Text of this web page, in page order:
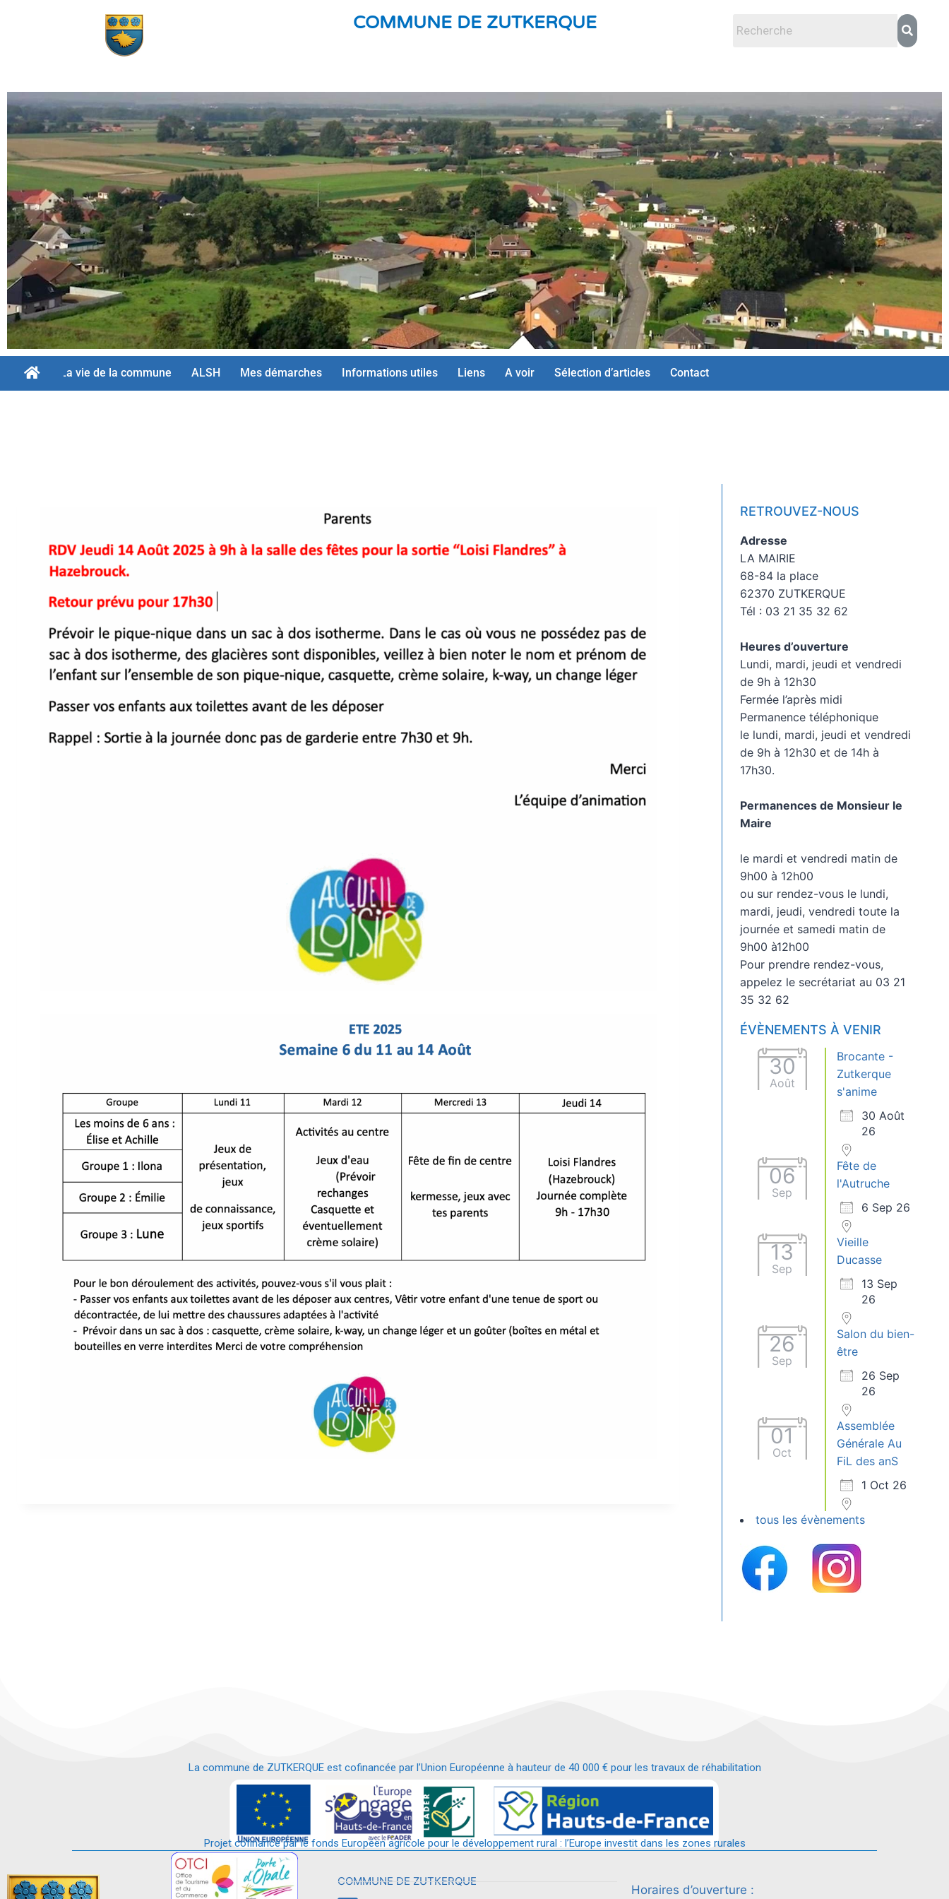
COMMUNE DE ZUTKERQUE
La vie de la commune ALSH Mes démarches Informations utiles Liens A voir Sélection d’articles Contact
RETROUVEZ-NOUS
Adresse
LA MAIRIE
68-84 la place
62370 ZUTKERQUE
Tél : 03 21 35 32 62
Heures d’ouverture
Lundi, mardi, jeudi et vendredi
de 9h à 12h30
Fermée l’après midi
Permanence téléphonique
le lundi, mardi, jeudi et vendredi
de 9h à 12h30 et de 14h à
17h30.
Permanences de Monsieur le
Maire
le mardi et vendredi matin de
9h00 à 12h00
ou sur rendez-vous le lundi,
mardi, jeudi, vendredi toute la
journée et samedi matin de
9h00 à12h00
Pour prendre rendez-vous,
appelez le secrétariat au 03 21
35 32 62
ÉVÈNEMENTS À VENIR
30
Août
Brocante -
Zutkerque
s'anime
30 Août
26
06
Sep
Fête de
l'Autruche
6 Sep 26
13
Sep
Vieille
Ducasse
13 Sep
26
26
Sep
Salon du bien-
être
26 Sep
26
01
Oct
Assemblée
Générale Au
FiL des anS
1 Oct 26
tous les évènements
La commune de ZUTKERQUE est cofinancée par l’Union Européenne à hauteur de 40 000 € pour les travaux de réhabilitation
et requalification d’un bâtiment en services et commerces de proximité.
Projet cofinancé par le fonds Européen agricole pour le développement rural : l’Europe investit dans les zones rurales
COMMUNE DE ZUTKERQUE
Horaires d’ouverture :